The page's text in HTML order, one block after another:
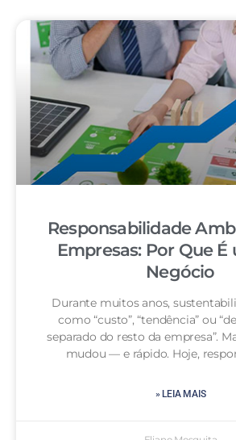
Responsabilidade
Empresas: Por Que
Negócio
Durante muitos anos,
como “custo”, “tendência” ou
separado do resto da empresa”.
mudou — e rápido. Hoje,
» LEIA MAIS